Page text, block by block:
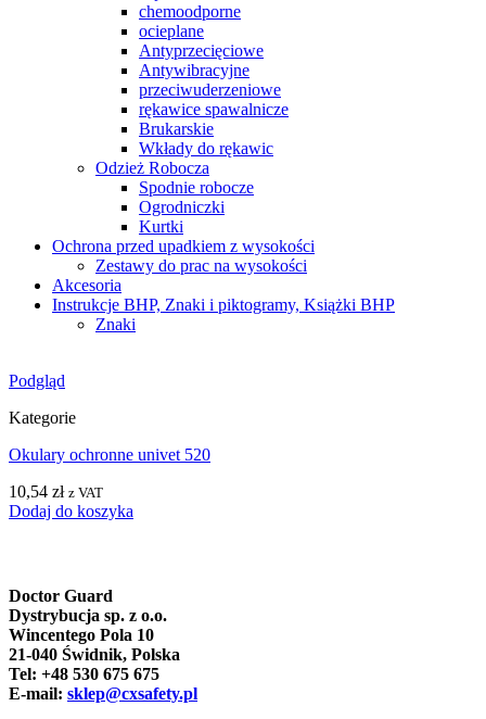
chemoodporne
ocieplane
Antyprzecięciowe
Antywibracyjne
przeciwuderzeniowe
rękawice spawalnicze
Brukarskie
Wkłady do rękawic
Odzież Robocza
Spodnie robocze
Ogrodniczki
Kurtki
Ochrona przed upadkiem z wysokości
Zestawy do prac na wysokości
Akcesoria
Instrukcje BHP, Znaki i piktogramy, Książki BHP
Znaki
Podgląd
Kategorie
Okulary ochronne univet 520
10,54 zł z VAT
Dodaj do koszyka
Doctor Guard
Dystrybucja sp. z o.o.
Wincentego Pola 10
21-040 Świdnik, Polska
Tel: +48 530 675 675
E-mail: sklep@cxsafety.pl